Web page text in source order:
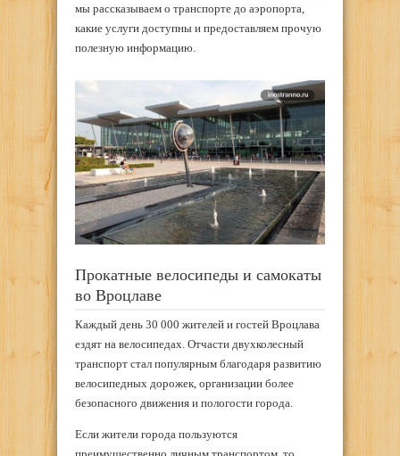
мы рассказываем о транспорте до аэропорта,
какие услуги доступны и предоставляем прочую
полезную информацию.
Прокатные велосипеды и самокаты
во Вроцлаве
Каждый день 30 000 жителей и гостей Вроцлава
ездят на велосипедах. Отчасти двухколесный
транспорт стал популярным благодаря развитию
велосипедных дорожек, организации более
безопасного движения и пологости города.
Если жители города пользуются